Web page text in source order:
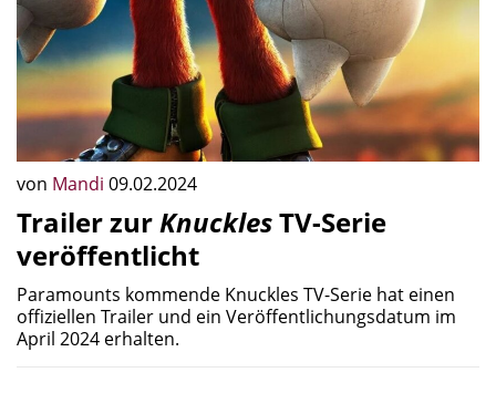
von Mandi 09.02.2024
Trailer zurKnucklesTV-Serie
veröffentlicht
Paramounts kommende Knuckles TV-Serie hat einen
offiziellen Trailer und ein Veröffentlichungsdatum im
April 2024 erhalten.